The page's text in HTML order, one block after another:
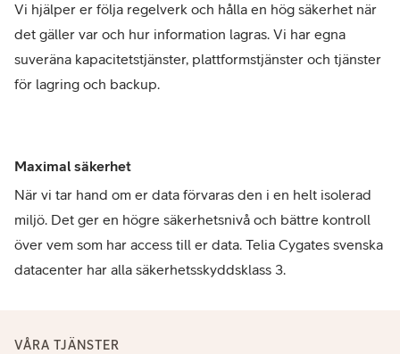
Vi hjälper er följa regelverk och hålla en hög säkerhet när
det gäller var och hur information lagras. Vi har egna
suveräna kapacitetstjänster, plattformstjänster och tjänster
för lagring och backup.
Maximal säkerhet
När vi tar hand om er data förvaras den i en helt isolerad
miljö. Det ger en högre säkerhetsnivå och bättre kontroll
över vem som har access till er data. Telia Cygates svenska
datacenter har alla säkerhetsskyddsklass 3.
VÅRA TJÄNSTER